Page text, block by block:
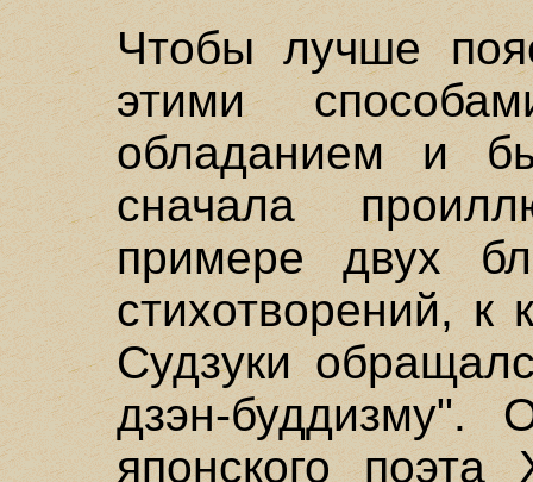
Чтобы лучше
этими
обладанием и
сначала
примере двух
стихотворений,
Судзуки
дзэн-
японского